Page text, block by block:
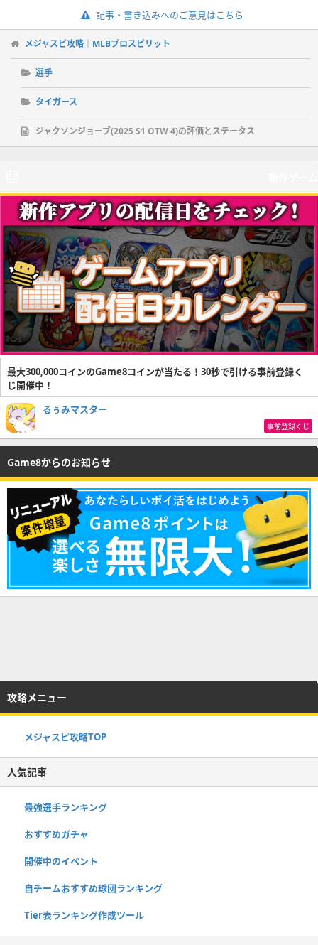
記事・書き込みへのご意見はこちら
メジャスピ攻略｜MLBプロスピリット
選手
タイガース
ジャクソンジョーブ(2025 S1 OTW 4)の評価とステータス
最大300,000コインのGame8コインが当たる！30秒で引ける事前登録く
じ開催中！
るぅみマスター
事前登録くじ
Game8からのお知らせ
攻略メニュー
メジャスピ攻略TOP
人気記事
最強選手ランキング
おすすめガチャ
開催中のイベント
自チームおすすめ球団ランキング
Tier表ランキング作成ツール